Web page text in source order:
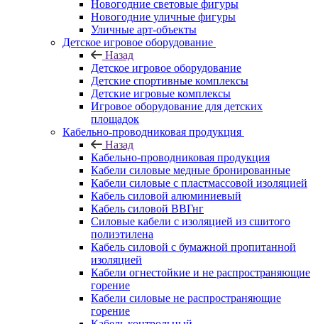
Новогодние световые фигуры
Новогодние уличные фигуры
Уличные арт-объекты
Детское игровое оборудование
Назад
Детское игровое оборудование
Детские спортивные комплексы
Детские игровые комплексы
Игровое оборудование для детских
площадок
Кабельно-проводниковая продукция
Назад
Кабельно-проводниковая продукция
Кабели силовые медные бронированные
Кабели силовые с пластмассовой изоляцией
Кабель силовой алюминиевый
Кабель силовой ВВГнг
Силовые кабели с изоляцией из сшитого
полиэтилена
Кабель силовой с бумажной пропитанной
изоляцией
Кабели огнестойкие и не распространяющие
горение
Кабели силовые не распространяющие
горение